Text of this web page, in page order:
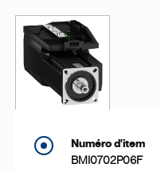
BMI0702P06F